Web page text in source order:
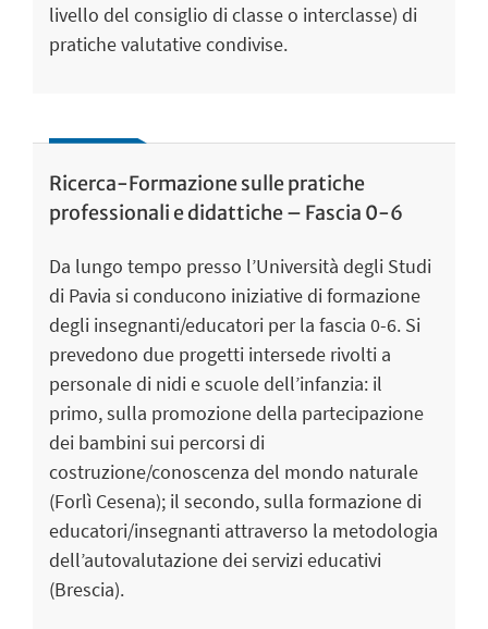
livello del consiglio di classe o interclasse) di
pratiche valutative condivise.
Ricerca-Formazione sulle pratiche
professionali e didattiche – Fascia 0-6
Da lungo tempo presso l’Università degli Studi
di Pavia si conducono iniziative di formazione
degli insegnanti/educatori per la fascia 0-6. Si
prevedono due progetti intersede rivolti a
personale di nidi e scuole dell’infanzia: il
primo, sulla promozione della partecipazione
dei bambini sui percorsi di
costruzione/conoscenza del mondo naturale
(Forlì Cesena); il secondo, sulla formazione di
educatori/insegnanti attraverso la metodologia
dell’autovalutazione dei servizi educativi
(Brescia).